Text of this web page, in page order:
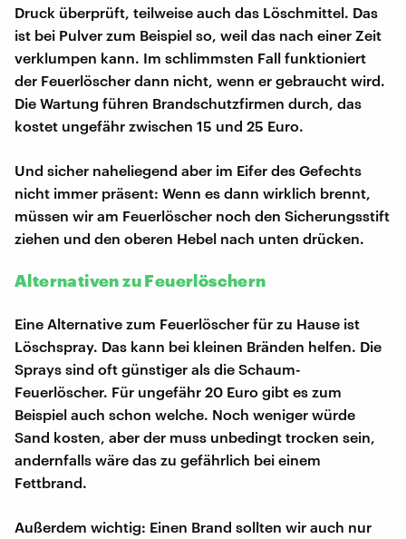
Druck überprüft, teilweise auch das Löschmittel. Das
ist bei Pulver zum Beispiel so, weil das nach einer Zeit
verklumpen kann. Im schlimmsten Fall funktioniert
der Feuerlöscher dann nicht, wenn er gebraucht wird.
Die Wartung führen Brandschutzfirmen durch, das
kostet ungefähr zwischen 15 und 25 Euro.
Und sicher naheliegend aber im Eifer des Gefechts
nicht immer präsent: Wenn es dann wirklich brennt,
müssen wir am Feuerlöscher noch den Sicherungsstift
ziehen und den oberen Hebel nach unten drücken.
Alternativen zu Feuerlöschern
Eine Alternative zum Feuerlöscher für zu Hause ist
Löschspray. Das kann bei kleinen Bränden helfen. Die
Sprays sind oft günstiger als die Schaum-
Feuerlöscher. Für ungefähr 20 Euro gibt es zum
Beispiel auch schon welche. Noch weniger würde
Sand kosten, aber der muss unbedingt trocken sein,
andernfalls wäre das zu gefährlich bei einem
Fettbrand.
Außerdem wichtig: Einen Brand sollten wir auch nur